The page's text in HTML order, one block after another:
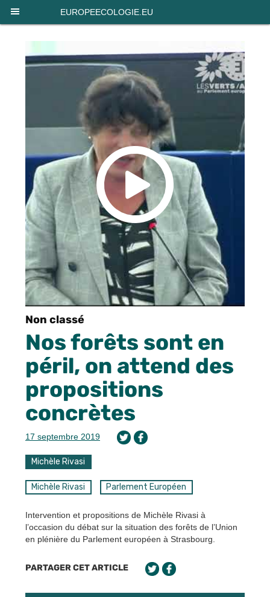
EUROPEECOLOGIE.EU
Non classé
Nos forêts sont en
péril, on attend des
propositions
concrètes
17 septembre 2019
Michèle Rivasi
Michèle Rivasi Parlement Européen
Intervention et propositions de Michèle Rivasi à
l’occasion du débat sur la situation des forêts de l’Union
en plénière du Parlement européen à Strasbourg.
PARTAGER CET ARTICLE